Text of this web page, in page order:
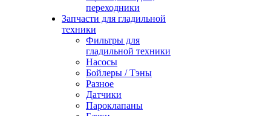
переходники
Запчасти для гладильной
техники
Фильтры для
гладильной техники
Насосы
Бойлеры / Тэны
Разное
Датчики
Пароклапаны